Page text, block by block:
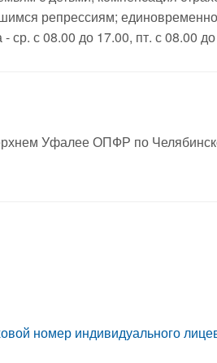
репрессиям;
- ср. с 08.00 до 17.00, пт. с 08.00
Уфалее ОПФР по
номер индивидуального